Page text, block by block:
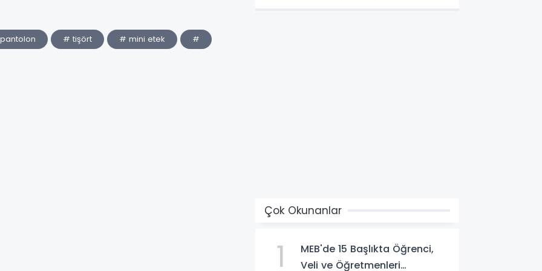
# tişört # mini etek #
Çok Okunanlar
1
MEB'de 15 Başlıkta Öğrenci,
Veli ve Öğretmenleri